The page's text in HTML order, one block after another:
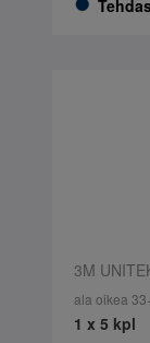
3M
ala oikea
1 x 5 kpl